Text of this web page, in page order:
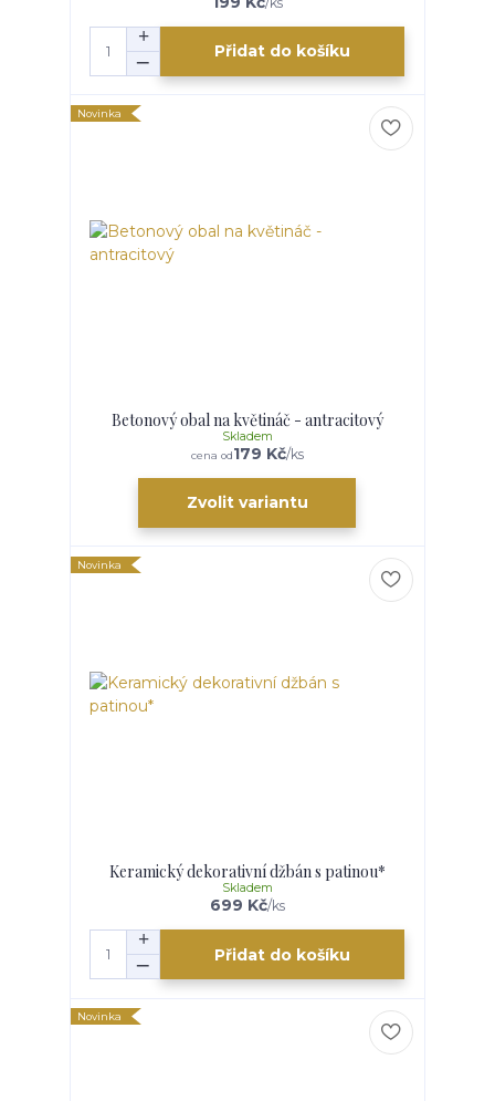
Přidat do košíku
Novinka
Betonový obal na květináč - antracitový
cena od179 Kč/ks
Skladem
Zvolit variantu
Novinka
Keramický dekorativní džbán s patinou*
699 Kč/ks
Skladem
Přidat do košíku
Novinka